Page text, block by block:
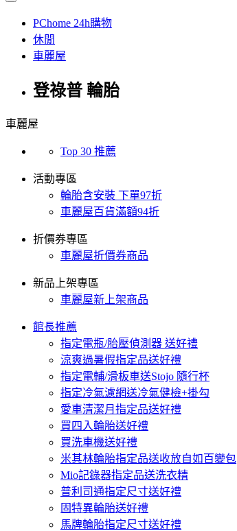
PChome 24h購物
休閒
車麗屋
登祿普 輪胎
車麗屋
Top 30 推薦
活動專區
輪胎含安裝 下單97折
車麗屋百貨滿額94折
折價券專區
車麗屋折價券商品
新品上架專區
車麗屋新上架商品
館長推薦
指定電瓶/胎壓偵測器 送好禮
涼爽過暑假指定品送好禮
指定電輔/滑板車送Stojo 隨行杯
指定冷氣濾網送冷氣健檢+掛勾
愛車清潔月指定品送好禮
買四入輪胎送好禮
買洗車機送好禮
米其林輪胎指定品送收放自如百變包
Mio記錄器指定品送洗衣精
普利司通指定尺寸送好禮
固特異輪胎送好禮
馬牌輪胎指定尺寸送好禮